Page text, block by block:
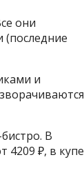
они
и
В
4209 ₽, в купе